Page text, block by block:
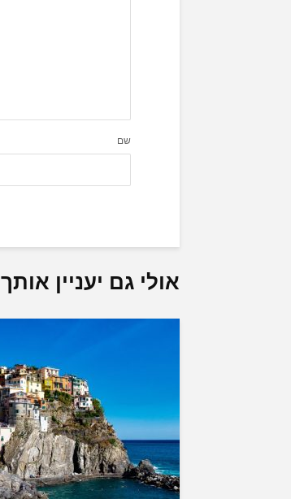
שם
אולי גם יעניין אותך